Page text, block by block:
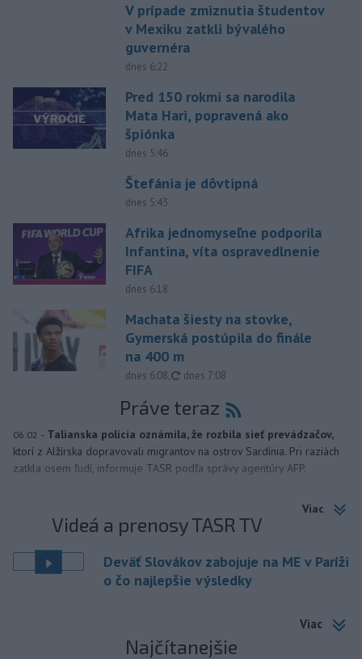
V prípade zmiznutia študentov
v Mexiku zatkli bývalého
guvernéra
dnes 6:22
Pred 150 rokmi sa narodila
Mata Hari, popravená ako
špiónka
dnes 5:46
Štefánia je dôvtipná
dnes 5:43
Afrika jednomyseľne podporila
Infantina, víta ospravedlnenie
FIFA
dnes 6:18
Machata šiesty na stovke,
Gymerská postúpila do finále
na 400 m
dnes 6:08, aktualizované
dnes 7:08
Práve teraz
06:02 - Talianska polícia oznámila, že rozbila sieť prevádzačov,
ktorí z Alžírska dopravovali migrantov na ostrov Sardínia. Pri raziách
zatkla osem ľudí, informuje TASR podľa správy agentúry AFP.
Viac
Videá a prenosy TASR TV
Deväť Slovákov zabojuje na ME v Paríži
o čo najlepšie výsledky
Viac
Najčítanejšie